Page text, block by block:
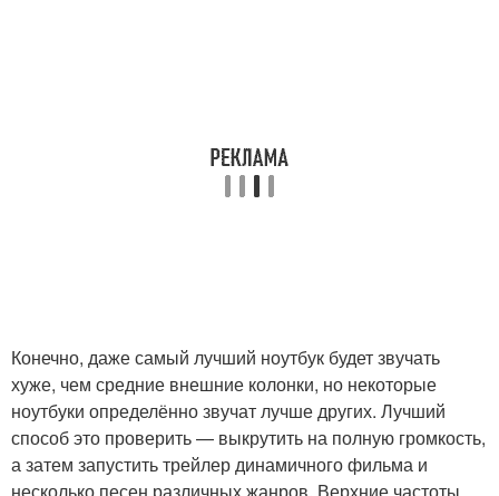
Конечно, даже самый лучший ноутбук будет звучать
хуже, чем средние внешние колонки, но некоторые
ноутбуки определённо звучат лучше других. Лучший
способ это проверить — выкрутить на полную громкость,
а затем запустить трейлер динамичного фильма и